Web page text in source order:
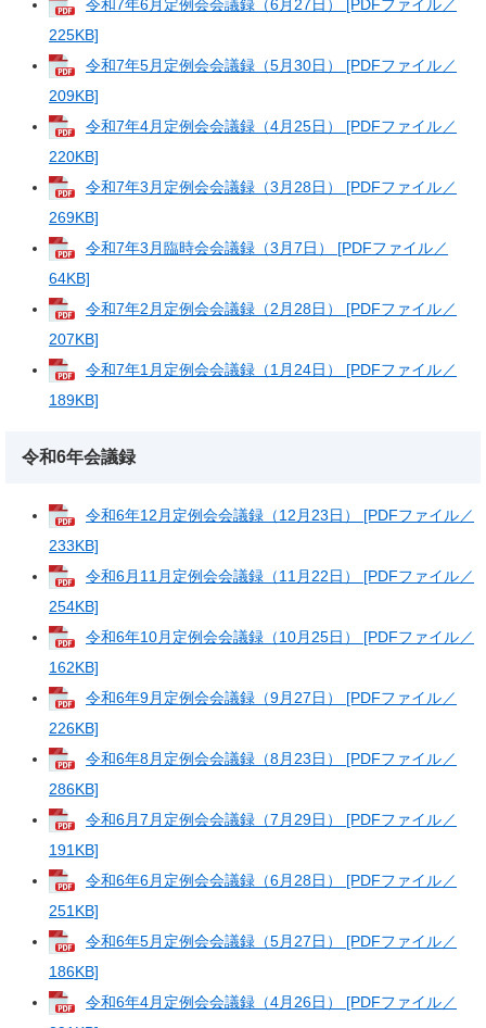
令和7年6月定例会会議録（6月27日） [PDFファイル／
225KB]
令和7年5月定例会会議録（5月30日） [PDFファイル／
209KB]
令和7年4月定例会会議録（4月25日） [PDFファイル／
220KB]
令和7年3月定例会会議録（3月28日） [PDFファイル／
269KB]
令和7年3月臨時会会議録（3月7日） [PDFファイル／
64KB]
令和7年2月定例会会議録（2月28日） [PDFファイル／
207KB]
令和7年1月定例会会議録（1月24日） [PDFファイル／
189KB]
令和6年会議録
令和6年12月定例会会議録（12月23日） [PDFファイル／
233KB]
令和6月11月定例会会議録（11月22日） [PDFファイル／
254KB]
令和6年10月定例会会議録（10月25日） [PDFファイル／
162KB]
令和6年9月定例会会議録（9月27日） [PDFファイル／
226KB]
令和6年8月定例会会議録（8月23日） [PDFファイル／
286KB]
令和6月7月定例会会議録（7月29日） [PDFファイル／
191KB]
令和6年6月定例会会議録（6月28日） [PDFファイル／
251KB]
令和6年5月定例会会議録（5月27日） [PDFファイル／
186KB]
令和6年4月定例会会議録（4月26日） [PDFファイル／